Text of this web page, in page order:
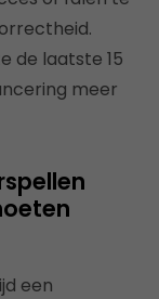
de laatste 15
meer
een